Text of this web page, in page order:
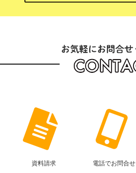
資料請求 電話でお問合せ